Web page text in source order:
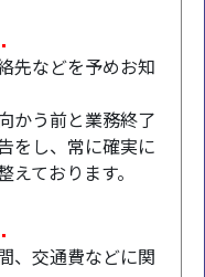
先などを予めお知
かう前と業務終了
をし、常に確実に
ております。
、交通費などに関